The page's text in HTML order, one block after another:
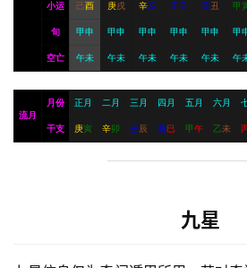
小运 己酉 庚戌 辛亥 壬子 癸丑 甲
旬 甲申 甲申 甲申 甲申 甲申 甲
空亡 午未 午未 午未 午未 午未 午
流月
月份 正月 二月 三月 四月 五月 六月
干支 庚寅 辛卯 壬辰 癸巳 甲午 乙未
九星